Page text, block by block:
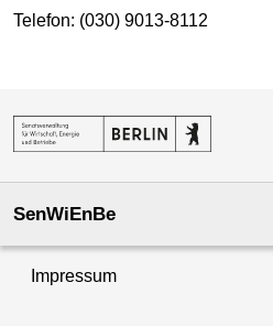
Telefon: (030) 9013-8112
SenWiEnBe
Impressum